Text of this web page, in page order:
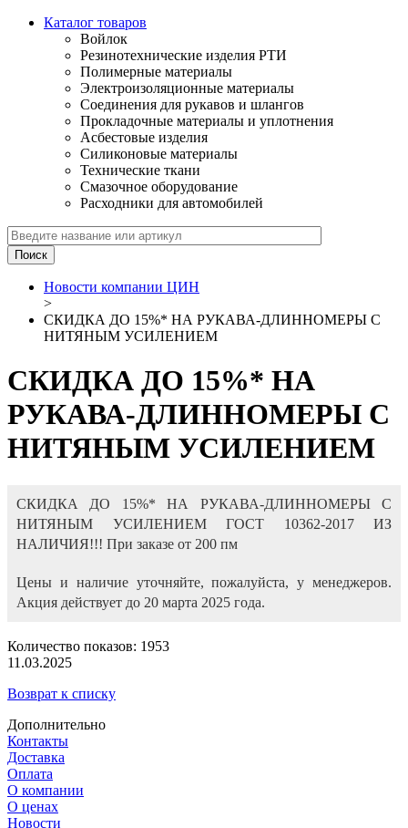
Каталог товаров
Войлок
Резинотехнические изделия РТИ
Полимерные материалы
Электроизоляционные материалы
Соединения для рукавов и шлангов
Прокладочные материалы и уплотнения
Асбестовые изделия
Силиконовые материалы
Технические ткани
Смазочное оборудование
Расходники для автомобилей
Новости компании ЦИН
>
СКИДКА ДО 15%* НА РУКАВА-ДЛИННОМЕРЫ С
НИТЯНЫМ УСИЛЕНИЕМ
СКИДКА ДО 15%* НА
РУКАВА-ДЛИННОМЕРЫ С
НИТЯНЫМ УСИЛЕНИЕМ
СКИДКА ДО 15%* НА РУКАВА-ДЛИННОМЕРЫ С
НИТЯНЫМ УСИЛЕНИЕМ ГОСТ 10362-2017 ИЗ
НАЛИЧИЯ!!! При заказе от 200 пм
Цены и наличие уточняйте, пожалуйста, у менеджеров.
Акция действует до 20 марта 2025 года.
Количество показов: 1953
11.03.2025
Возврат к списку
Дополнительно
Контакты
Доставка
Оплата
О компании
О ценах
Новости